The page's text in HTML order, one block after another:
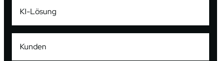
KI-Lösung
Kunden